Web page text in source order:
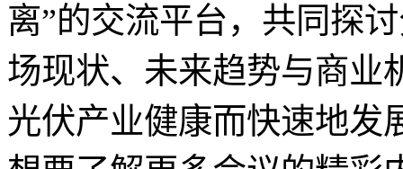
离”的交流平台，共同探
场现状、未来趋势与商业
光伏产业健康而快速地发